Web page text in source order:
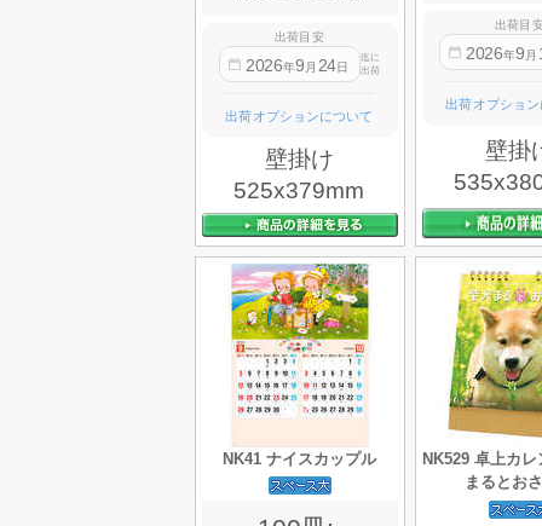
出荷目安
2026年9 月 24日
迄に
出荷
出荷オプションについて
壁掛け
525x379mm
出荷目
2026年9 月
出荷オプショ
壁掛
NK41 ナイスカップル
NK529 卓上カ
まるとお